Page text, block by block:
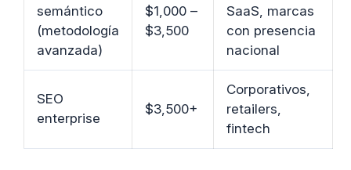
semántico
(metodología
avanzada)
$1,000 –
$3,500
SaaS, marcas
con presencia
nacional
SEO
enterprise
$3,500+
Corporativos,
retailers,
fintech